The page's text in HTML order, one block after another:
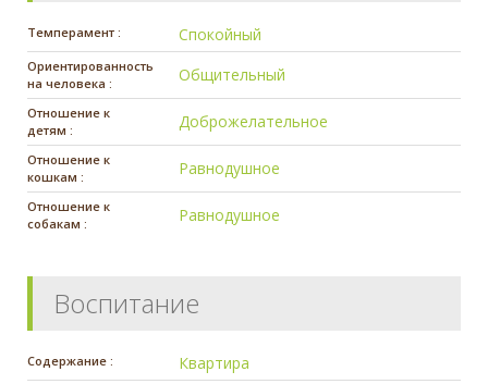
Темперамент : Спокойный
Ориентированность
на человека :
Общительный
Отношение к
детям :
Доброжелательное
Отношение к
кошкам :
Равнодушное
Отношение к
собакам :
Равнодушное
Воспитание
Содержание : Квартира